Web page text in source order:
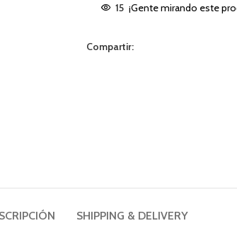
15 ¡Gente mirando este
Compartir:
SHIPPING & DELIVERY